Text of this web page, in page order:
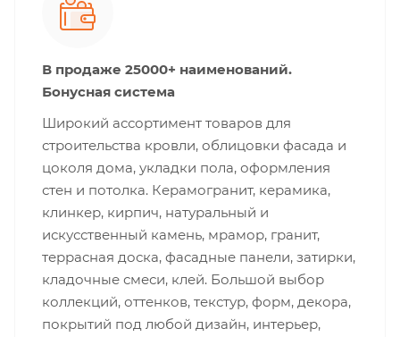
В продаже 25000+ наименований.
Бонусная система
Широкий ассортимент товаров для
строительства кровли, облицовки фасада и
цоколя дома, укладки пола, оформления
стен и потолка. Керамогранит, керамика,
клинкер, кирпич, натуральный и
искусственный камень, мрамор, гранит,
террасная доска, фасадные панели, затирки,
кладочные смеси, клей. Большой выбор
коллекций, оттенков, текстур, форм, декора,
покрытий под любой дизайн, интерьер,